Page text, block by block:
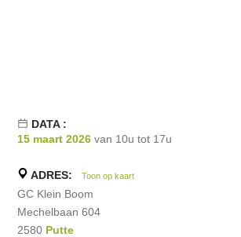
DATA :
15 maart 2026 van 10u tot 17u
ADRES: Toon op kaart
GC Klein Boom
Mechelbaan 604
2580 Putte